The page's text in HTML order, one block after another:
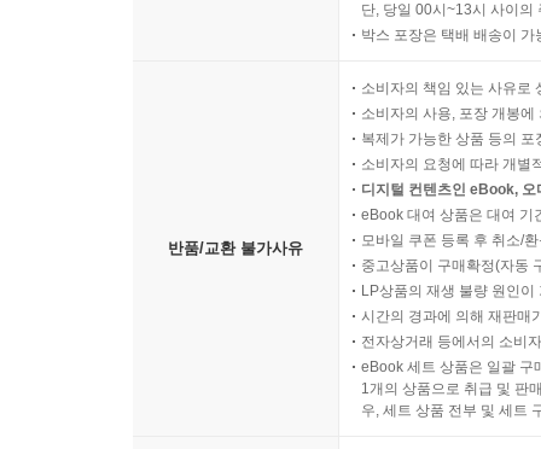
단, 당일 00시~13시 사이의
박스 포장은 택배 배송이
반품/교환 불가사유
소비자의 책임 있는 사유로
소비자의 사용, 포장 개봉
복제가 가능한 상품 등의
소비자의 요청에 따라 개별
디지털 컨텐츠인 eBook,
eBook 대여 상품은 대여 기
모바일 쿠폰 등록 후 취소/
중고상품이 구매확정(자동
LP상품의 재생 불량 원인
시간의 경과에 의해 재판매
전자상거래 등에서의 소비
eBook 세트 상품은 일괄 구
1개의 상품으로 취급 및 판
우, 세트 상품 전부 및 세트